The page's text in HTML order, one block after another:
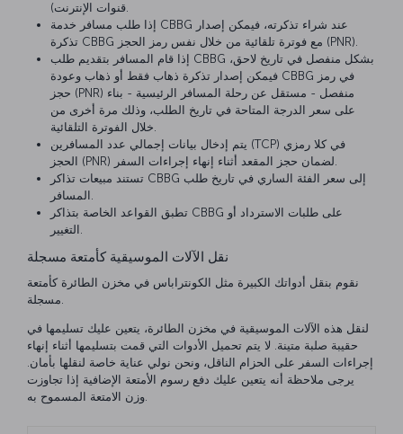
قنوات الإنترنت).
إذا طلب مسافر خدمة CBBG عند شراء تذكرته، فيمكن إصدار
تذكرة CBBG مع فوترة تلقائية من خلال نفس رمز الحجز (PNR).
إذا قام المسافر بتقديم طلب CBBG بشكل منفصل في تاريخ لاحق،
فيمكن إصدار تذكرة ذهاب فقط أو ذهاب وعودة CBBG في رمز
حجز (PNR) منفصل - مستقل عن رحلة المسافر الرئيسية - بناء
على سعر الدرجة المتاحة في تاريخ الطلب، وذلك مرة أخرى من
خلال الفوترة التلقائية.
يتم إدخال بيانات إجمالي عدد المسافرين (TCP) في كلا رمزي
الحجز (PNR) لضمان حجز المقعد أثناء إنهاء إجراءات السفر.
تستند مبيعات تذاكر CBBG إلى سعر الفئة الساري في تاريخ طلب
المسافر.
تطبق القواعد الخاصة بتذاكر CBBG على طلبات الاسترداد أو
التغيير.
نقل الآلات الموسيقية كأمتعة مسجلة
نقوم بنقل أدواتك الكبيرة مثل الكونتراباس في مخزن الطائرة كأمتعة
مسجلة.
لنقل هذه الآلات الموسيقية في مخزن الطائرة، يتعين عليك تسليمها في
حقيبة صلبة متينة. لا يتم تحميل الأدوات التي قمت بتسليمها أثناء إنهاء
إجراءات السفر على الحزام الناقل، ونحن نولي عناية خاصة لنقلها بأمان.
يرجى ملاحظة أنه يتعين عليك دفع رسوم الأمتعة الإضافية إذا تجاوزت
وزن الامتعة المسموح به.